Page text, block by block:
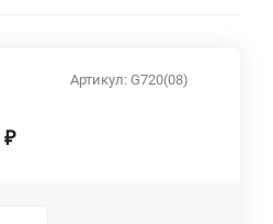
Артикул: G720(08)
₽